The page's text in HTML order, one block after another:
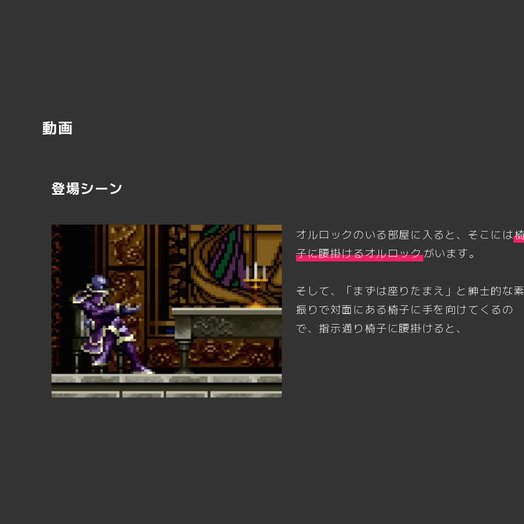
動画
登場シーン
オルロックのいる部屋に入ると、そこには
子に腰掛けるオルロックがいます。
そして、 「まずは座りたまえ」 と紳士的な
振りで対面にある椅子に手を向けてくるの
で、指示通り椅子に腰掛けると、